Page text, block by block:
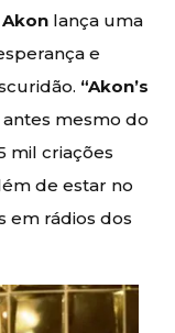
Akon lança uma
e
“Akon’s
mesmo do
mil criações
de estar no
em rádios dos